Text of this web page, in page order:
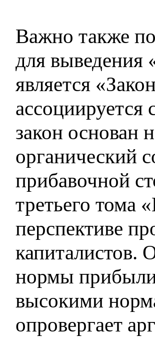
Важно также
для выведения
является
ассоциируется
закон основан
органический
прибавочной
третьего тома
перспективе
капиталистов.
нормы
высокими
опровергает